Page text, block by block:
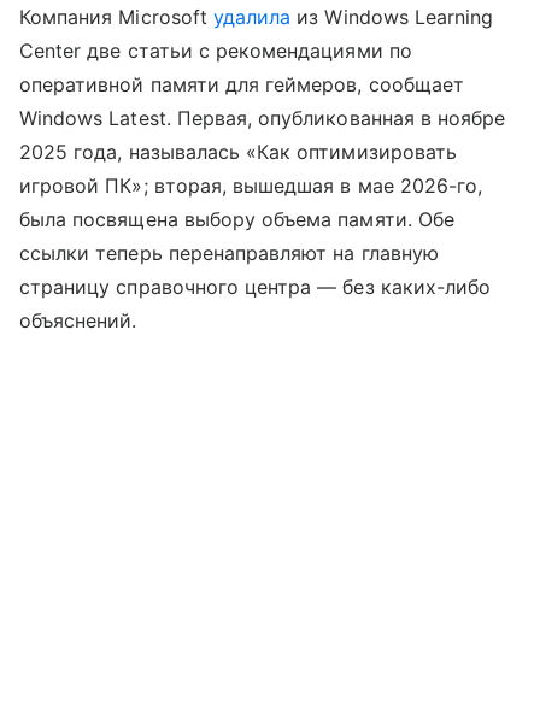
Компания Microsoft удалила из Windows Learning
Center две статьи с рекомендациями по
оперативной памяти для геймеров, сообщает
Windows Latest. Первая, опубликованная в ноябре
2025 года, называлась «Как оптимизировать
игровой ПК»; вторая, вышедшая в мае 2026-го,
была посвящена выбору объема памяти. Обе
ссылки теперь перенаправляют на главную
страницу справочного центра — без каких-либо
объяснений.